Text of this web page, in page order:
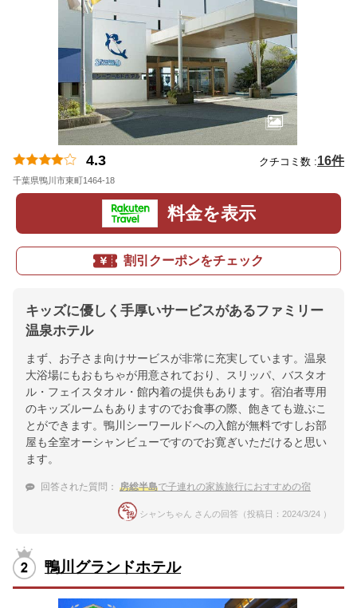
4.3 クチコミ数 :16件
千葉県鴨川市東町1464-18
料金を表示
割引クーポンをチェック
キッズに優しく手厚いサービスがあるファミリー
温泉ホテル
まず、お子さま向けサービスが非常に充実しています。温泉
大浴場にもおもちゃが用意されており、スリッパ、バスタオ
ル・フェイスタオル・館内着の提供もあります。宿泊者専用
のキッズルームもありますのでお食事の際、飽きても遊ぶこ
とができます。鴨川シーワールドへの入館が無料ですしお部
屋も全室オーシャンビューですのでお寛ぎいただけると思い
ます。
回答された質問： 房総半島で子連れの家族旅行におすすめの宿
シャンちゃん さんの回答（投稿日：2024/3/24 ）
鴨川グランドホテル